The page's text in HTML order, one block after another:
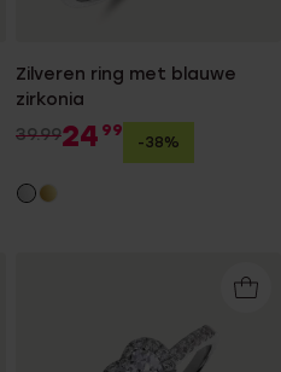
Zilveren ring met blauwe
zirkonia
39.9924 99
-38%